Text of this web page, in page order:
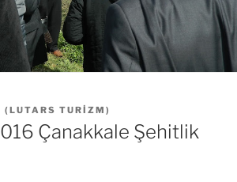
( LUTARS TURIZM )
Çanakkale Şehitlik